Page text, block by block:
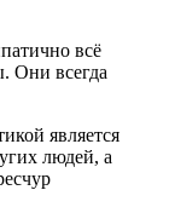
всё
Они всегда
является
людей, а